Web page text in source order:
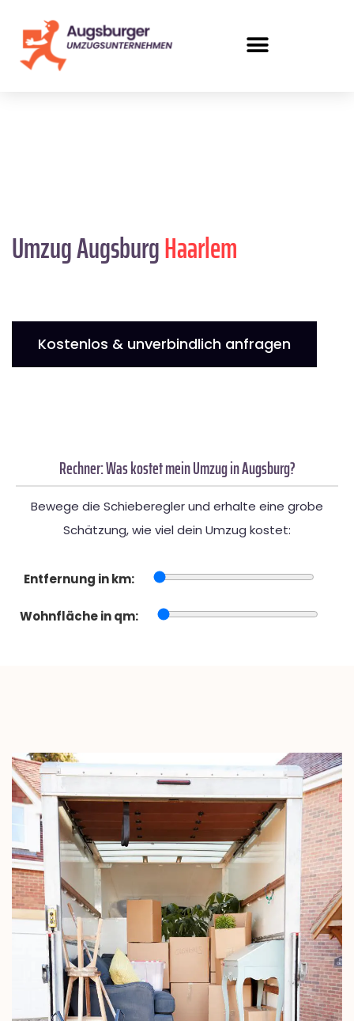
Umzug AugsburgHaarlem
Kostenlos & unverbindlich anfragen
Rechner: Was kostet mein Umzug in Augsburg?
Bewege die Schieberegler und erhalte eine grobe
Schätzung, wie viel dein Umzug kostet:
Entfernung in km:
Wohnfläche in qm: